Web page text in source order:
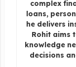
complex
loans,
he delivers
Rohit aims
knowledge
decisions